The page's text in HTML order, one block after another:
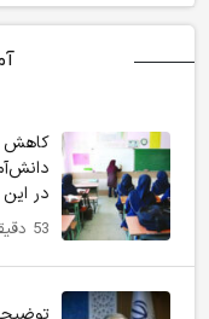
در
53 دقیقه پیش